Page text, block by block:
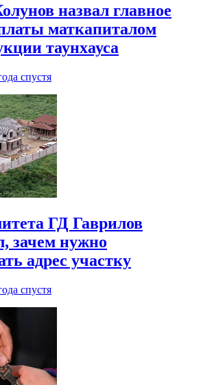
назвал главное
маткапиталом
таунхауса
спустя
ГД Гаврилов
зачем нужно
адрес участку
спустя